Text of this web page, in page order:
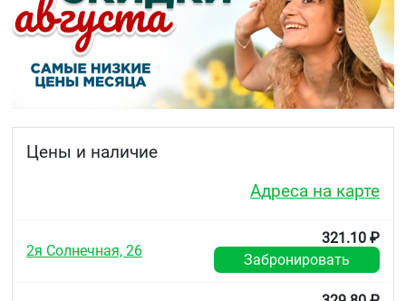
При превышении терапевтической дозы оказывает
бета2-адреноблокирующее действие. Общее
периферическое сосудистое сопротивление в
начале применения препарата, в первые 24 ч,
увеличивается (в результате реципрокного
возрастания активности альфа-адренорецепторов
и устранения стимуляции бета2-
адренорецепторов), которое через 1-3 суток
возвращается к исходному, а при длительном
стимуляции периферических сосудов, снижением
активности ренин-ангиотензиновой системы (имеет
большее значение для больных с исходной
Цены и наличие
Адреса на карте
2я Солнечная, 26
321.10 ₽
Забронировать